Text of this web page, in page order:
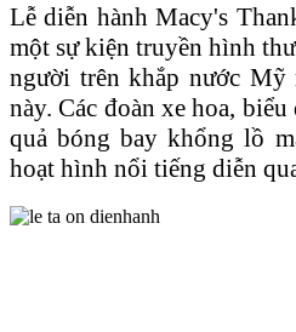
Lễ diễn hành Macy's
một sự kiện truyền hình
người trên khắp nước
này. Các đoàn xe hoa,
quả bóng bay khổng lồ
hoạt hình nổi tiếng diễn